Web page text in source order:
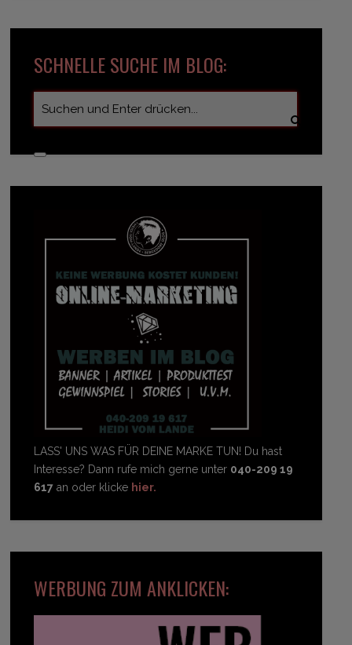
SCHNELLE SUCHE IM BLOG:
LASS' UNS WAS FÜR DEINE MARKE TUN! Du hast
Interesse? Dann rufe mich gerne unter 040-209 19
617 an oder klicke hier.
WERBUNG ZUM ANKLICKEN: